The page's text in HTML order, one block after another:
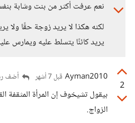
نعم عرفت أكثر من بنت وشابة
لكنه هكذا لا يريد زوجة حقًا ولا
يريد كائنًا يتسلط عليه ويمارس
2
Ayman2010 قبل 7 أشهر أضف
بيقول تشيخوف إن المرأة المثقفة
الزواج.